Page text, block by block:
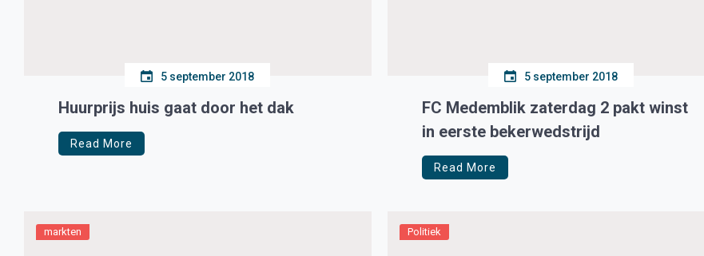
5 september 2018
Huurprijs huis gaat door het dak
Read More
5 september 2018
FC Medemblik zaterdag 2 pakt winst
in eerste bekerwedstrijd
Read More
markten Politiek